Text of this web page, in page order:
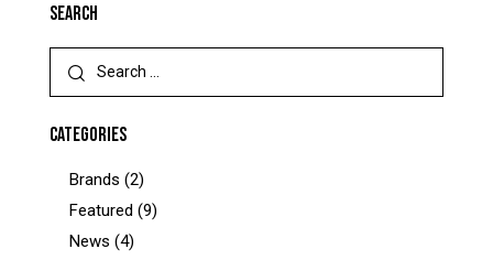
SEARCH
CATEGORIES
Brands (2)
Featured (9)
News (4)